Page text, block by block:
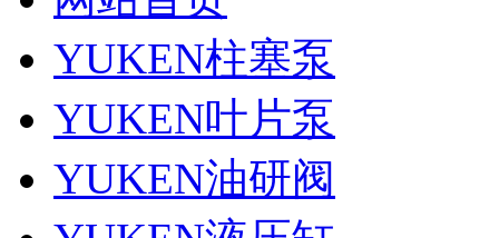
YUKEN柱塞泵
YUKEN叶片泵
YUKEN油研阀